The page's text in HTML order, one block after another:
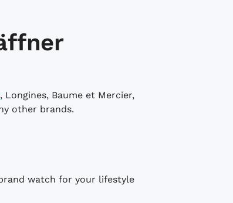
, Longines, Baume et Mercier,
other brands.
watch for your lifestyle